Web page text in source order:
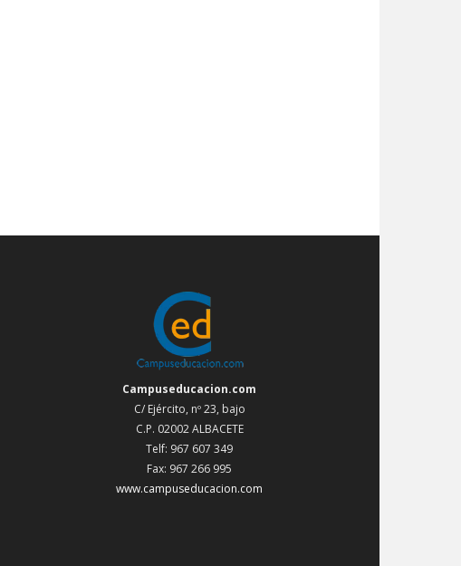
Campuseducacion.com
C/ Ejército, nº 23, bajo
C.P. 02002 ALBACETE
Telf: 967 607 349
Fax: 967 266 995
www.campuseducacion.com